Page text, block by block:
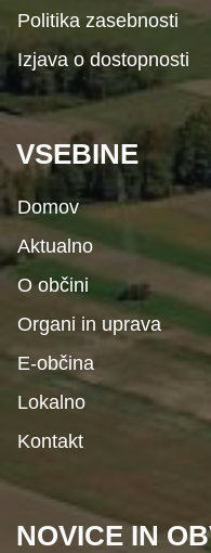
Politika zasebnosti
Izjava o dostopnosti
VSEBINE
Domov
Aktualno
O občini
Organi in uprava
E-občina
Lokalno
Kontakt
NOVICE IN